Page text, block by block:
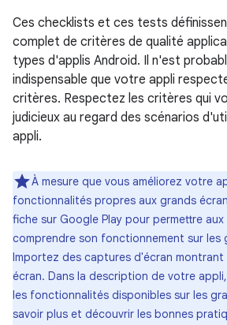
Ces checklists et ces tests
complet de critères de qualité
types d'applis Android. Il n'est
indispensable que votre appli
critères. Respectez les critères qui
judicieux au regard des scénarios
appli.
À mesure que vous améliorez votre
fonctionnalités propres aux grands
fiche sur Google Play pour permettre
comprendre son fonctionnement sur les
Importez des captures d'écran montrant
écran. Dans la description de votre
les fonctionnalités disponibles sur les
savoir plus et découvrir les bonnes